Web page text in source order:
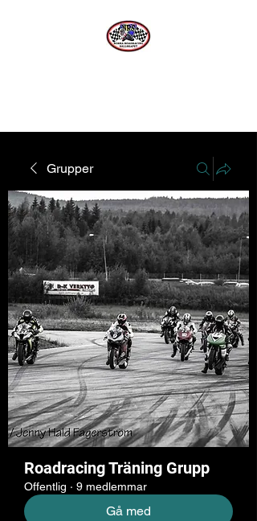
Grupper
Roadracing Träning Grupp
Offentlig · 9 medlemmar
Gå med